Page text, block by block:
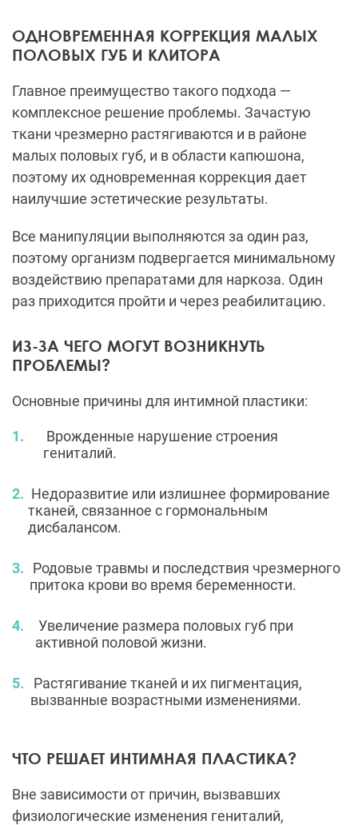
ОДНОВРЕМЕННАЯ КОРРЕКЦИЯ МАЛЫХ
ПОЛОВЫХ ГУБ И КЛИТОРА
Главное преимущество такого подхода —
комплексное решение проблемы. Зачастую
ткани чрезмерно растягиваются и в районе
малых половых губ, и в области капюшона,
поэтому их одновременная коррекция дает
наилучшие эстетические результаты.
Все манипуляции выполняются за один раз,
поэтому организм подвергается минимальному
воздействию препаратами для наркоза. Один
раз приходится пройти и через реабилитацию.
ИЗ-ЗА ЧЕГО МОГУТ ВОЗНИКНУТЬ
ПРОБЛЕМЫ?
Основные причины для интимной пластики:
Врожденные нарушение строения
гениталий.
Недоразвитие или излишнее формирование
тканей, связанное с гормональным
дисбалансом.
Родовые травмы и последствия чрезмерного
притока крови во время беременности.
Увеличение размера половых губ при
активной половой жизни.
Растягивание тканей и их пигментация,
вызванные возрастными изменениями.
ЧТО РЕШАЕТ ИНТИМНАЯ ПЛАСТИКА?
Вне зависимости от причин, вызвавших
физиологические изменения гениталий,